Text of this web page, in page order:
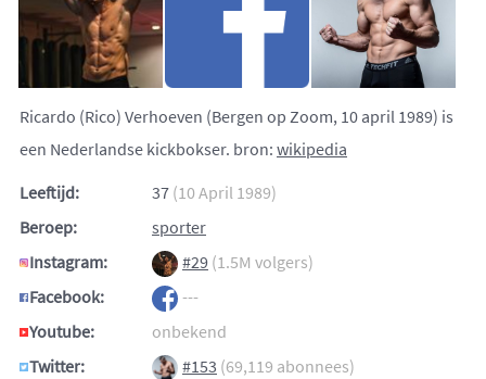
Ricardo (Rico) Verhoeven (Bergen op Zoom, 10 april 1989) is
een Nederlandse kickbokser. bron: wikipedia
Leeftijd:
37 (10 April 1989)
Beroep:
sporter
Instagram:
#29 (1.5M volgers)
Facebook:
---
Youtube:
onbekend
Twitter:
#153 (69,119 abonnees)